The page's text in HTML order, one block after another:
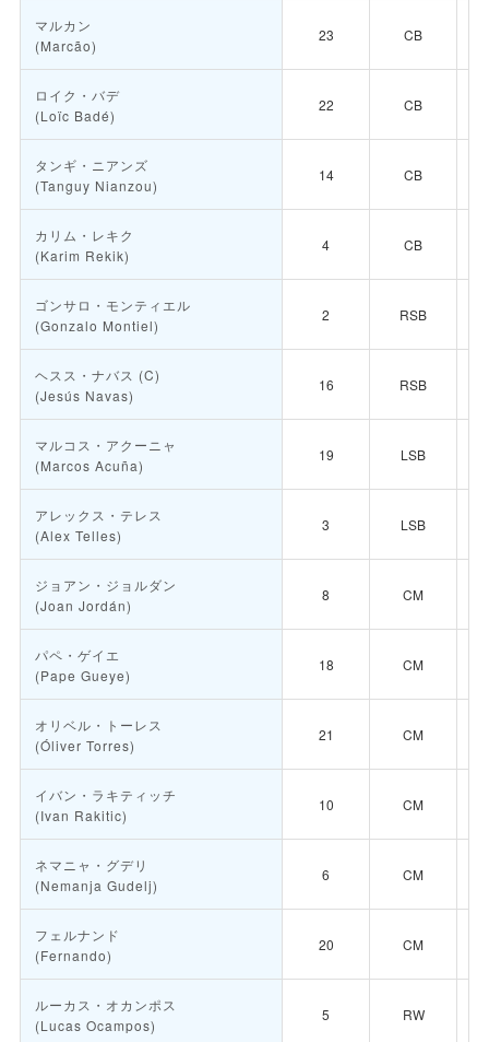
マルカン
(Marcão)
23 CB
ロイク・バデ
(Loïc Badé)
22 CB
タンギ・ニアンズ
(Tanguy Nianzou)
14 CB
カリム・レキク
(Karim Rekik)
4 CB
ゴンサロ・モンティエル
(Gonzalo Montiel)
2 RSB
ヘスス・ナバス (C)
(Jesús Navas)
16 RSB
マルコス・アクーニャ
(Marcos Acuña)
19 LSB
アレックス・テレス
(Alex Telles)
3 LSB
ジョアン・ジョルダン
(Joan Jordán)
8 CM
パペ・ゲイエ
(Pape Gueye)
18 CM
オリベル・トーレス
(Óliver Torres)
21 CM
イバン・ラキティッチ
(Ivan Rakitic)
10 CM
ネマニャ・グデリ
(Nemanja Gudelj)
6 CM
フェルナンド
(Fernando)
20 CM
ルーカス・オカンポス
(Lucas Ocampos)
5 RW